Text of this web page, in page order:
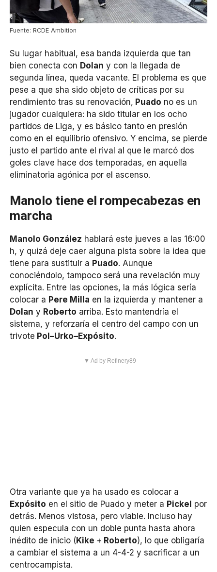
Fuente: RCDE Ambition
Su lugar habitual, esa banda izquierda que tan
bien conecta con Dolan y con la llegada de
segunda línea, queda vacante. El problema es que
pese a que sha sido objeto de críticas por su
rendimiento tras su renovación, Puado no es un
jugador cualquiera: ha sido titular en los ocho
partidos de Liga, y es básico tanto en presión
como en el equilibrio ofensivo. Y encima, se pierde
justo el partido ante el rival al que le marcó dos
goles clave hace dos temporadas, en aquella
eliminatoria agónica por el ascenso.
Manolo tiene el rompecabezas en
marcha
Manolo González hablará este jueves a las 16:00
h, y quizá deje caer alguna pista sobre la idea que
tiene para sustituir a Puado. Aunque
conociéndolo, tampoco será una revelación muy
explícita. Entre las opciones, la más lógica sería
colocar a Pere Milla en la izquierda y mantener a
Dolan y Roberto arriba. Esto mantendría el
sistema, y reforzaría el centro del campo con un
trivote Pol–Urko–Expósito.
▼ Ad by Refinery89
Otra variante que ya ha usado es colocar a
Expósito en el sitio de Puado y meter a Pickel por
detrás. Menos vistosa, pero viable. Incluso hay
quien especula con un doble punta hasta ahora
inédito de inicio (Kike + Roberto), lo que obligaría
a cambiar el sistema a un 4-4-2 y sacrificar a un
centrocampista.